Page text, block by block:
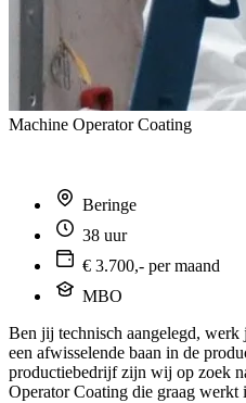
Machine Operator Coating
Beringe
38 uur
€ 3.700,- per maand
MBO
Ben jij technisch aangelegd,
een afwisselende baan in de
productiebedrijf zijn wij op zoek
Operator Coating die graag werkt